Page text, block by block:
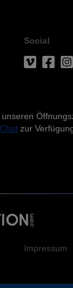
Social
zur
Impressum